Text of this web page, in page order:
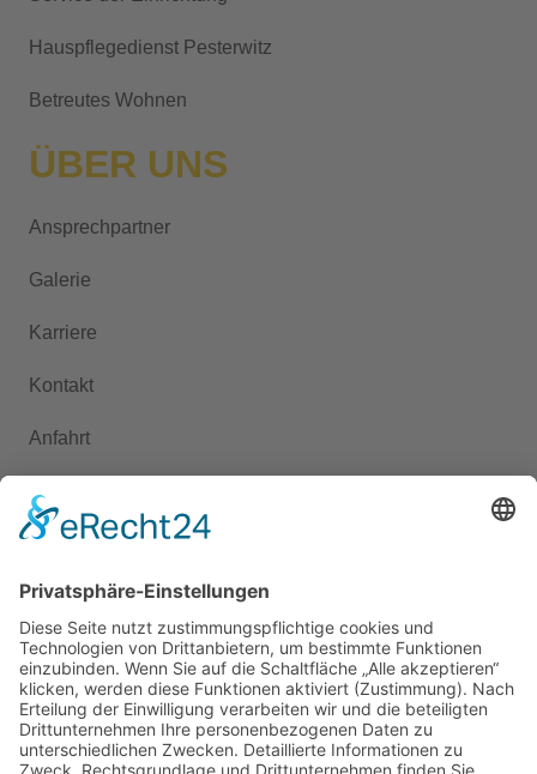
i
e
Hauspflegedienst Pesterwitz
Betreutes Wohnen
ÜBER UNS
Ansprechpartner
Galerie
Karriere
Kontakt
Anfahrt
Presse
+49 351 6504-248
ed.nenhow-etsneid-elaizos@ofni
Dorfplatz 1B, 01705 Freital